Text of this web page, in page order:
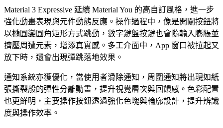
Material 3 Expressive 延續 Material You 的高自訂風格，進一步
強化動畫表現與元件動態反應。操作過程中，像是開關按鈕將
以橢圓變圓角矩形方式跳動，數字鍵盤按鍵也會隨輸入膨脹並
擠壓周遭元素，增添真實感。多工介面中，App 窗口被拉起又
放下時，還會出現彈跳落地效果。
通知系統亦獲優化，當使用者滑除通知，周圍通知將出現如紙
張撕裂般的彈性分離動畫，提升視覺層次與回饋感。色彩配置
也更鮮明，主要操作按鈕透過強化色塊與輪廓設計，提升辨識
度與操作效率。